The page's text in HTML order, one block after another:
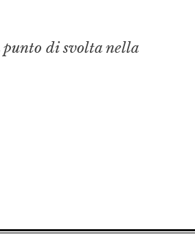
punto di svolta nella